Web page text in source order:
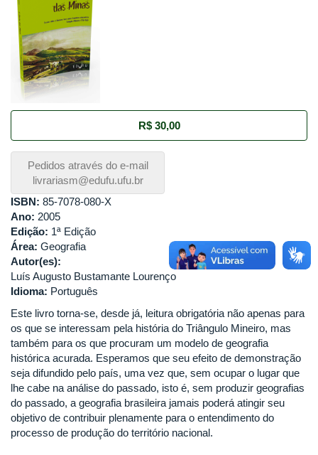
R$ 30,00
Pedidos através do e-mail
livrariasm@edufu.ufu.br
ISBN: 85-7078-080-X
Ano: 2005
Edição: 1ª Edição
Área: Geografia
Autor(es):
Luís Augusto Bustamante Lourenço
Idioma: Português
Este livro torna-se, desde já, leitura obrigatória não apenas para
os que se interessam pela história do Triângulo Mineiro, mas
também para os que procuram um modelo de geografia
histórica acurada. Esperamos que seu efeito de demonstração
seja difundido pelo país, uma vez que, sem ocupar o lugar que
lhe cabe na análise do passado, isto é, sem produzir geografias
do passado, a geografia brasileira jamais poderá atingir seu
objetivo de contribuir plenamente para o entendimento do
processo de produção do território nacional.